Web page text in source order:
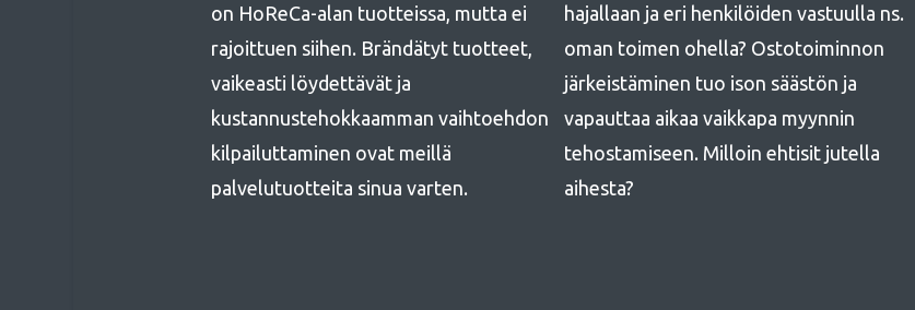
on HoReCa-alan tuotteissa, mutta ei
rajoittuen siihen. Brändätyt tuotteet,
vaikeasti löydettävät ja
kustannustehokkaamman vaihtoehdon
kilpailuttaminen ovat meillä
palvelutuotteita sinua varten.
hajallaan ja eri henkilöiden vastuulla ns.
oman toimen ohella? Ostotoiminnon
järkeistäminen tuo ison säästön ja
vapauttaa aikaa vaikkapa myynnin
tehostamiseen. Milloin ehtisit jutella
aihesta?